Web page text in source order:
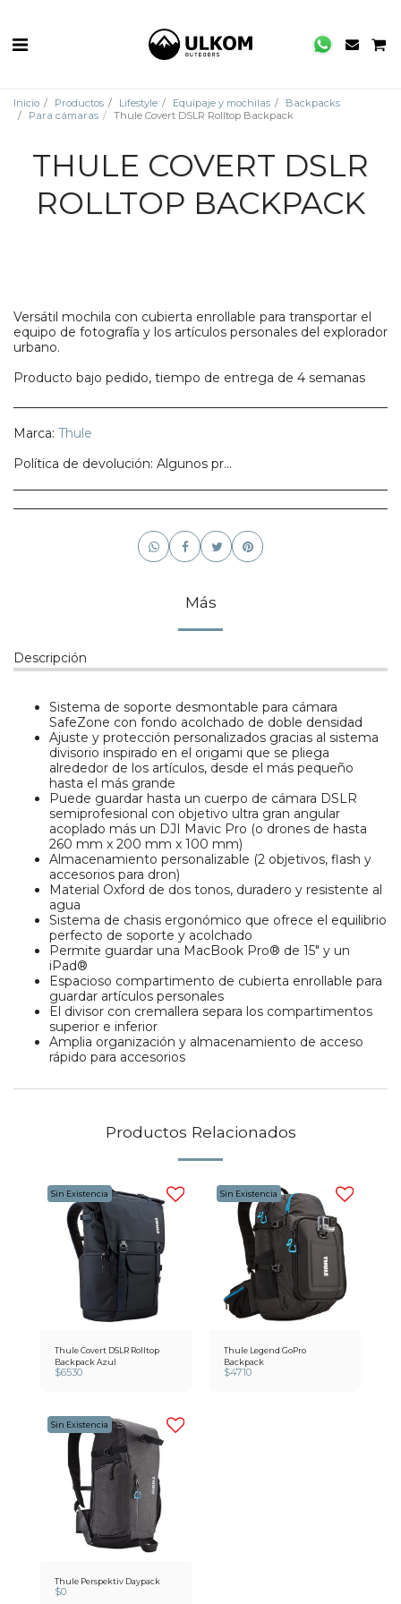
Inicio Productos Lifestyle Equipaje y mochilas
Backpacks
Para cámaras
Thule Covert DSLR Rolltop Backpack
THULE COVERT DSLR
ROLLTOP BACKPACK
Versátil mochila con cubierta enrollable para transportar el
equipo de fotografía y los artículos personales del explorador
urbano.
Producto bajo pedido, tiempo de entrega de 4 semanas
Marca: Thule
Política de devolución: Algunos productos no califican para ser regresados, te pedimos confirmes bien tu talla, modelo o estilo.
Más
Descripción
Sistema de soporte desmontable para cámara
SafeZone con fondo acolchado de doble densidad
Ajuste y protección personalizados gracias al sistema
divisorio inspirado en el origami que se pliega
alrededor de los artículos, desde el más pequeño
hasta el más grande
Puede guardar hasta un cuerpo de cámara DSLR
semiprofesional con objetivo ultra gran angular
acoplado más un DJI Mavic Pro (o drones de hasta
260 mm x 200 mm x 100 mm)
Almacenamiento personalizable (2 objetivos, flash y
accesorios para dron)
Material Oxford de dos tonos, duradero y resistente al
agua
Sistema de chasis ergonómico que ofrece el equilibrio
perfecto de soporte y acolchado
Permite guardar una MacBook Pro® de 15" y un
iPad®
Espacioso compartimento de cubierta enrollable para
guardar artículos personales
El divisor con cremallera separa los compartimentos
superior e inferior
Amplia organización y almacenamiento de acceso
rápido para accesorios
Productos Relacionados
Sin Existencia
Thule Covert DSLR Rolltop
Backpack Azul
$6530
Sin Existencia
Thule Legend GoPro
Backpack
$4710
Sin Existencia
Thule Perspektiv Daypack
$0